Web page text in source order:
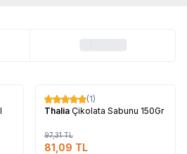
%17
(1)
Thalia Çikolata Sabunu 150Gr
97,31TL
81,09 TL